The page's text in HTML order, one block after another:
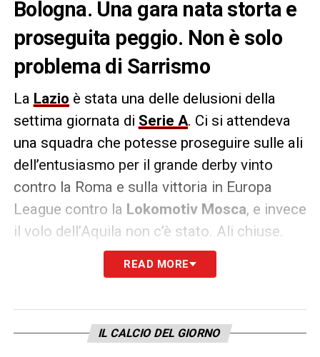
Bologna. Una gara nata storta e
proseguita peggio. Non è solo
problema di Sarrismo
La Lazio è stata una delle delusioni della
settima giornata di Serie A. Ci si attendeva
una squadra che potesse proseguire sulle ali
dell’entusiasmo per il grande derby vinto
contro la Roma e sulla vittoria in Europa
League contro la Lokomotiv Mosca, e invece
il volo dell’Aquila non c’è stato. Ali chiuse.
Spezzate dal Bologna dell’ex Sinisa
che ha vinto la battaglia con un
stimoli, di cattiveria. Sarri deve costruire la
READ MORE
IL CALCIO DEL GIORNO